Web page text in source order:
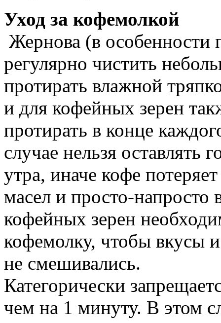
Уход за кофемолкой
Жернова (в особенности
регулярно чистить
протирать влажной
и для кофейных зерен
протирать в конце
случае нельзя оставлять
утра, иначе кофе
масел и просто-напросто
кофейных зерен
кофемолку, чтобы вкусы
не смешивались.
Категорически
чем на 1 минуту. В этом